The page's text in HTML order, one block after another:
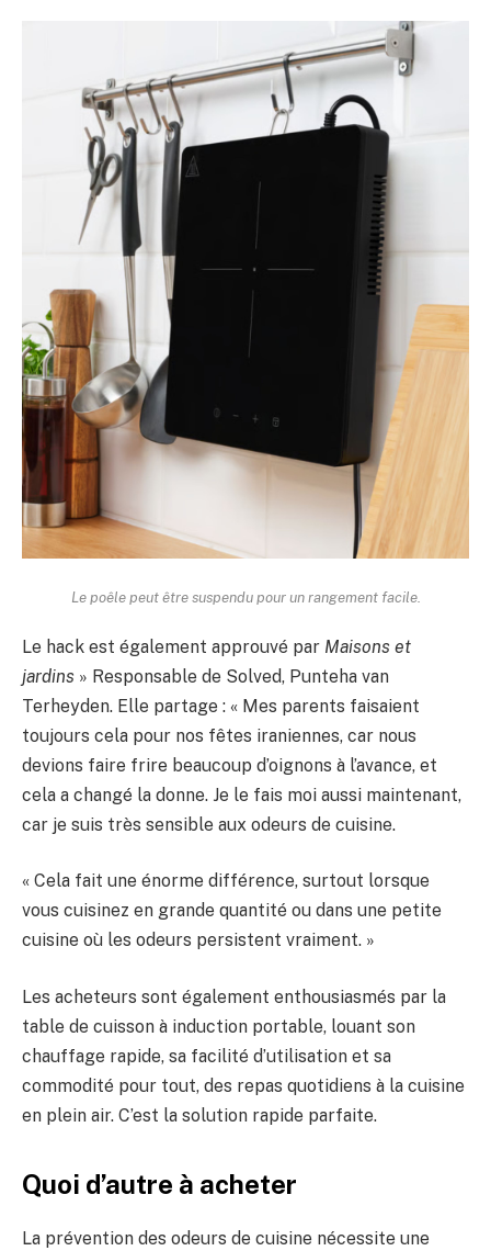
Le poêle peut être suspendu pour un rangement facile.
Le hack est également approuvé par Maisons et
jardins » Responsable de Solved, Punteha van
Terheyden. Elle partage : « Mes parents faisaient
toujours cela pour nos fêtes iraniennes, car nous
devions faire frire beaucoup d’oignons à l’avance, et
cela a changé la donne. Je le fais moi aussi maintenant,
car je suis très sensible aux odeurs de cuisine.
« Cela fait une énorme différence, surtout lorsque
vous cuisinez en grande quantité ou dans une petite
cuisine où les odeurs persistent vraiment. »
Les acheteurs sont également enthousiasmés par la
table de cuisson à induction portable, louant son
chauffage rapide, sa facilité d’utilisation et sa
commodité pour tout, des repas quotidiens à la cuisine
en plein air. C’est la solution rapide parfaite.
Quoi d’autre à acheter
La prévention des odeurs de cuisine nécessite une